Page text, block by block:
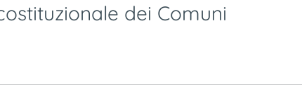
dei Comuni